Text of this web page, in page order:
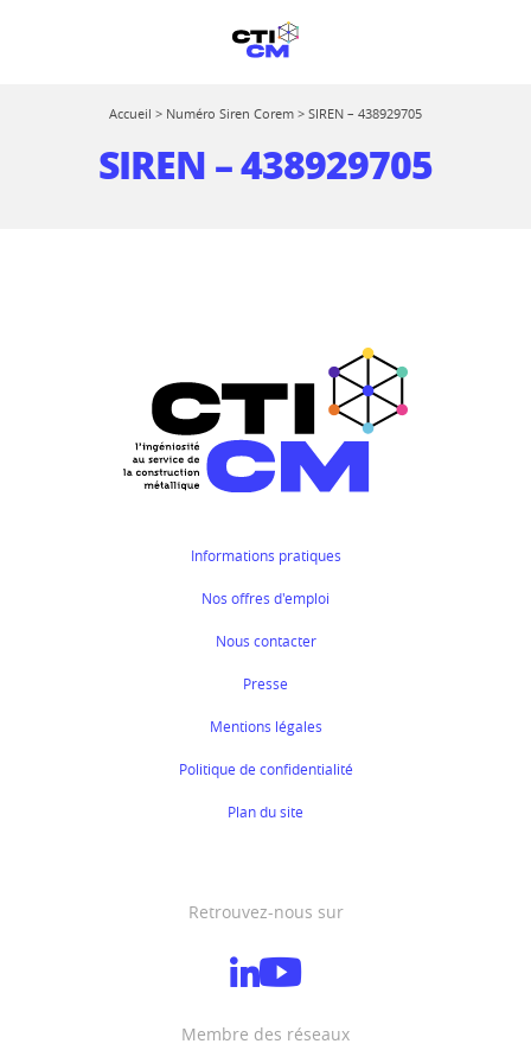
Accueil > Numéro Siren Corem > SIREN – 438929705
SIREN – 438929705
Informations pratiques
Nos offres d'emploi
Nous contacter
Presse
Mentions légales
Politique de confidentialité
Plan du site
Retrouvez-nous sur
Membre des réseaux